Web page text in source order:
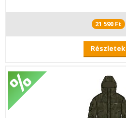
21 590 Ft
Részletek